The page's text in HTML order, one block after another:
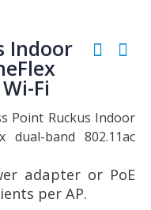
Indoor
Fi
Point Ruckus Indoor
dual-band 802.11ac
adapter or PoE
per AP.